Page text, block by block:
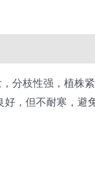
分枝性强，植株
，但不耐寒，避